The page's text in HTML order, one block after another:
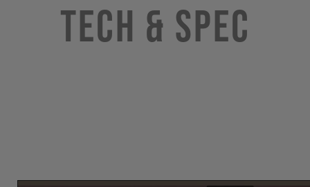
Tech & Spec